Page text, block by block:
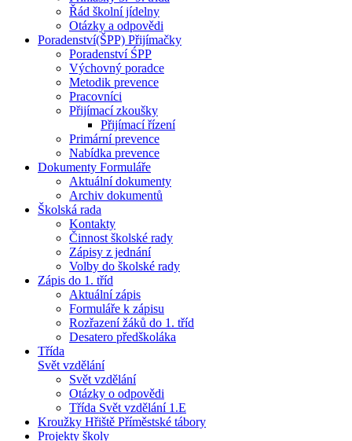
Řád školní jídelny
Otázky a odpovědi
Poradenství(ŠPP) Přijímačky
Poradenství ŚPP
Výchovný poradce
Metodik prevence
Pracovníci
Přijímací zkoušky
Přijímací řízení
Primární prevence
Nabídka prevence
Dokumenty Formuláře
Aktuální dokumenty
Archiv dokumentů
Školská rada
Kontakty
Činnost školské rady
Zápisy z jednání
Volby do školské rady
Zápis do 1. tříd
Aktuální zápis
Formuláře k zápisu
Rozřazení žáků do 1. tříd
Desatero předškoláka
Třída
Svět vzdělání
Svět vzdělání
Otázky o odpovědi
Třída Svět vzdělání 1.E
Kroužky Hřiště Příměstské tábory
Projekty školy